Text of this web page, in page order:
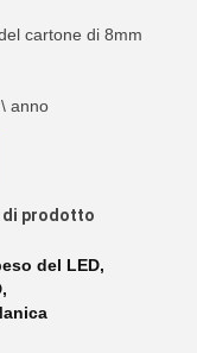
cartone di 8mm
anno
di prodotto
del LED,
,